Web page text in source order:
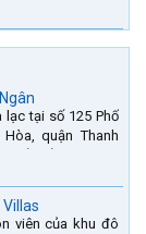
lạc tại số 125 Phố
quận Thanh
viên của khu đô